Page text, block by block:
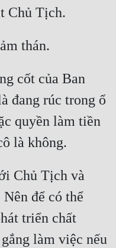
Chủ Tịch.
thán.
cốt của Ban
đang rúc trong ổ
quyền làm tiền
là không.
Chủ Tịch và
để có thể
triển chất
làm việc nếu